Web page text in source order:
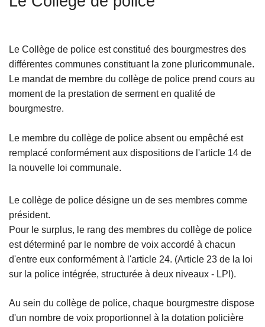
Le Collège de police est constitué des bourgmestres des
différentes communes constituant la zone pluricommunale.
Le mandat de membre du collège de police prend cours au
moment de la prestation de serment en qualité de
bourgmestre.
Le membre du collège de police absent ou empêché est
remplacé conformément aux dispositions de l'article 14 de
la nouvelle loi communale.
Le collège de police désigne un de ses membres comme
président.
Pour le surplus, le rang des membres du collège de police
est déterminé par le nombre de voix accordé à chacun
d'entre eux conformément à l'article 24. (Article 23 de la loi
sur la police intégrée, structurée à deux niveaux - LPI).
Au sein du collège de police, chaque bourgmestre dispose
d'un nombre de voix proportionnel à la dotation policière